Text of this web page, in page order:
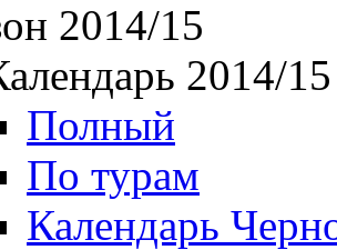
2014/15
2014/15
Полный
По турам
Календарь